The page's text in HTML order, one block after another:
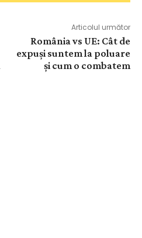
Articolul următor
România vs UE: Cât de
expuși suntem la poluare
și cum o combatem